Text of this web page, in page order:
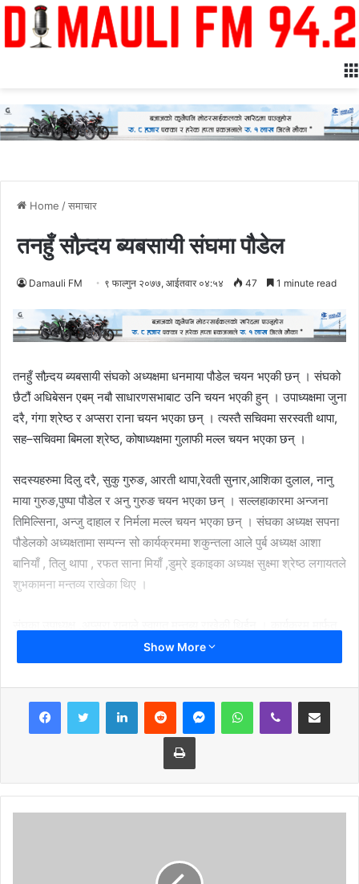
Home /समाचार
तनहुँ सौन्र्दय ब्यबसायी संघमा पौडेल
Damauli FM ९ फाल्गुन २०७७, आईतवार ०४:५४ 47 1 minute read
तनहुँ सौन्र्दय ब्यबसायी संघको अध्यक्षमा धनमाया पौडेल चयन भएकी छन् । संघको
छैटौं अधिबेसन एबम् नबौ साधारणसभाबाट उनि चयन भएकी हुन् । उपाध्यक्षमा जुना
दरै, गंगा श्रेष्ठ र अप्सरा राना चयन भएका छन् । त्यस्तै सचिवमा सरस्वती थापा,
सह–सचिवमा बिमला श्रेष्ठ, कोषाध्यक्षमा गुलाफी मल्ल चयन भएका छन् ।
सदस्यहरुमा दिलु दरै, सुकु गुरुङ, आरती थापा,रेवती सुनार,आशिका दुलाल, नानु
माया गुरुङ,पुष्पा पौडेल र अनु गुरुङ चयन भएका छन् । सल्लहाकारमा अन्जना
तिमिल्सिना, अन्जु दाहाल र निर्मला मल्ल चयन भएका छन् । संघका अध्यक्ष सपना
पौडेलको अध्यक्षतामा सम्पन्न सो कार्यक्रममा शकुन्तला आले पुर्ब अध्यक्ष आशा
बानियाँ , तिलु थापा , रफत साना मियाँ ,डुम्रे इकाइका अध्यक्ष सुक्ष्मा श्रेष्ठ लगायतले
शुभकामना मन्तव्य राखेका थिए ।
सस्थापक अध्यक्ष शकुन्तला आलेले सस्थामा आबद्द महिलाहरु एकजुट भएर आ
आफ्नो पेशा ब्यबसायमा प्रतिबद्ध हुन आग्रह गरिन् । ४० जना सदस्य हरुलाइ आज
सोही कार्यक्रम मार्फत नयाँ सदस्यता बितरण गरि सस्थामा आबद्द गराइएको छ ।
Show More
LinkedInReddit MessengerWhatsAppViber Share via Email
Print